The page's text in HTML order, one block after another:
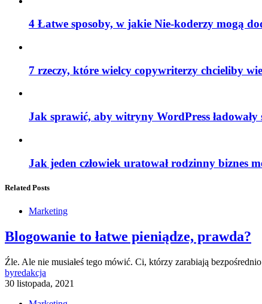
4 Łatwe sposoby, w jakie Nie-koderzy mogą
7 rzeczy, które wielcy copywriterzy chcieliby
Jak sprawić, aby witryny WordPress ładowały
Jak jeden człowiek uratował rodzinny biznes
Related Posts
Marketing
Blogowanie to łatwe pieniądze, prawda?
Źle. Ale nie musiałeś tego mówić. Ci, którzy zarabiają
byredakcja
30 listopada, 2021